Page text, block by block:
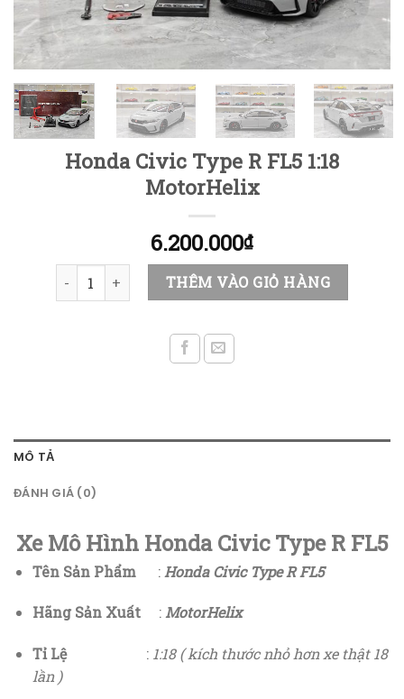
Honda Civic Type R FL5 1:18
MotorHelix
6.200.000₫
Honda Civic Type R FL5 1:18 MotorHelix số lượng
THÊM VÀO GIỎ HÀNG
MÔ TẢ
ĐÁNH GIÁ (0)
Xe Mô Hình Honda Civic Type R FL5
Tên Sản Phẩm: Honda Civic Type R FL5
Hãng Sản Xuất:MotorHelix
Tỉ Lệ:1:18 ( kích thước nhỏ hơn xe thật 18
lần )